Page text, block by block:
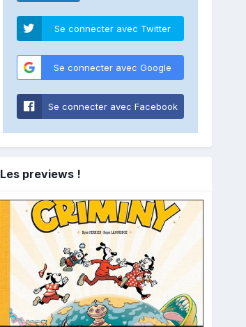
Se connecter avec Twitter
Se connecter avec Google
Se connecter avec Facebook
Les previews !